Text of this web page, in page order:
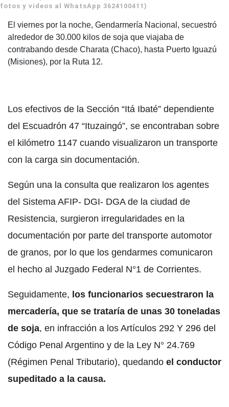
fotos y videos al WhatsApp 3624100411)
El viernes por la noche, Gendarmería Nacional, secuestró
alrededor de 30.000 kilos de soja que viajaba de
contrabando desde Charata (Chaco), hasta Puerto Iguazú
(Misiones), por la Ruta 12.
Los efectivos de la Sección “Itá Ibaté” dependiente
del Escuadrón 47 “Ituzaingó”, se encontraban sobre
el kilómetro 1147 cuando visualizaron un transporte
con la carga sin documentación.
Según una la consulta que realizaron los agentes
del Sistema AFIP- DGI- DGA de la ciudad de
Resistencia, surgieron irregularidades en la
documentación por parte del transporte automotor
de granos, por lo que los gendarmes comunicaron
el hecho al Juzgado Federal N°1 de Corrientes.
Seguidamente, los funcionarios secuestraron la
mercadería, que se trataría de unas 30 toneladas
de soja, en infracción a los Artículos 292 Y 296 del
Código Penal Argentino y de la Ley N° 24.769
(Régimen Penal Tributario), quedando el conductor
supeditado a la causa.